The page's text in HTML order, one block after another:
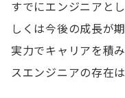
すでにエンジニアと
しくは今後の成長が
実力でキャリアを積
スエンジニアの存在